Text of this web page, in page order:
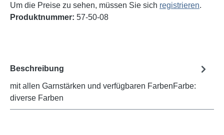
Um die Preise zu sehen, müssen Sie sich registrieren.
Produktnummer: 57-50-08
Beschreibung
mit allen Garnstärken und verfügbaren FarbenFarbe:
diverse Farben